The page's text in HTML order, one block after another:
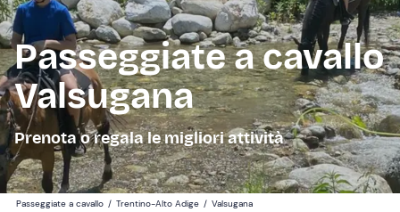
Passeggiate a cavallo
Valsugana
Prenota o regala le migliori attività
Passeggiate a cavallo / Trentino-Alto Adige / Valsugana